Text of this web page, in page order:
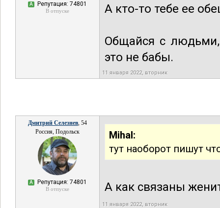
А Репутация: 74801
В отпуске А кто-то тебе ее
Общайся с
это не бабы.
11 января 2022, вторник
Дмитрий Селезнев, 54
Россия, Подольск
А Репутация: 74801
В отпуске
Mihal:
тут наоборот пишут
А как связаны
11 января 2022, вторник